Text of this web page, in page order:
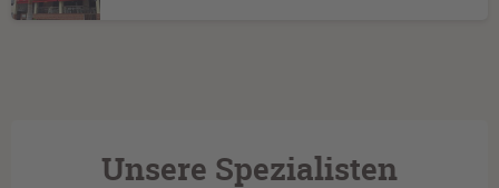
Unsere Spezialisten